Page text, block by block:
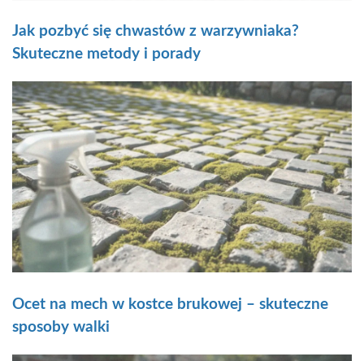
Jak pozbyć się chwastów z warzywniaka?
Skuteczne metody i porady
Ocet na mech w kostce brukowej – skuteczne
sposoby walki